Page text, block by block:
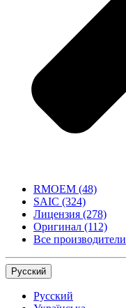
RMOEM (48)
SAIC (324)
Лицензия (278)
Оригинал (112)
Все производители
Русский
Русский